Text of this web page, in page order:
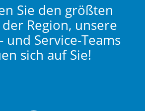
Sie den größten
Region, unsere
und Service-Teams
sich auf Sie!